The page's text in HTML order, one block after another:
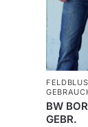
BW
GEBR.